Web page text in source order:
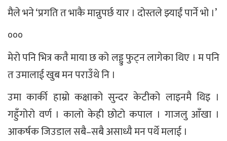
मैले भने ‘प्रगति त भाकै मान्नुपर्छ यार । दोस्तले झ्याईं पार्ने भो ।’
०००
मेरो पनि भित्र कतै माया छ को लड्डु फुट्न लागेका थिए । म पनि
त उमालाई खुब मन पराउँथे नि ।
उमा कार्की हाम्रो कक्षाको सुन्दर केटीको लाइनमै थिइ ।
गहुँगोरो वर्ण । कालो केही छोटो कपाल । गाजलु आँखा ।
आकर्षक जिउडाल सबै–सबै असाध्यै मन पर्थे मलाई ।